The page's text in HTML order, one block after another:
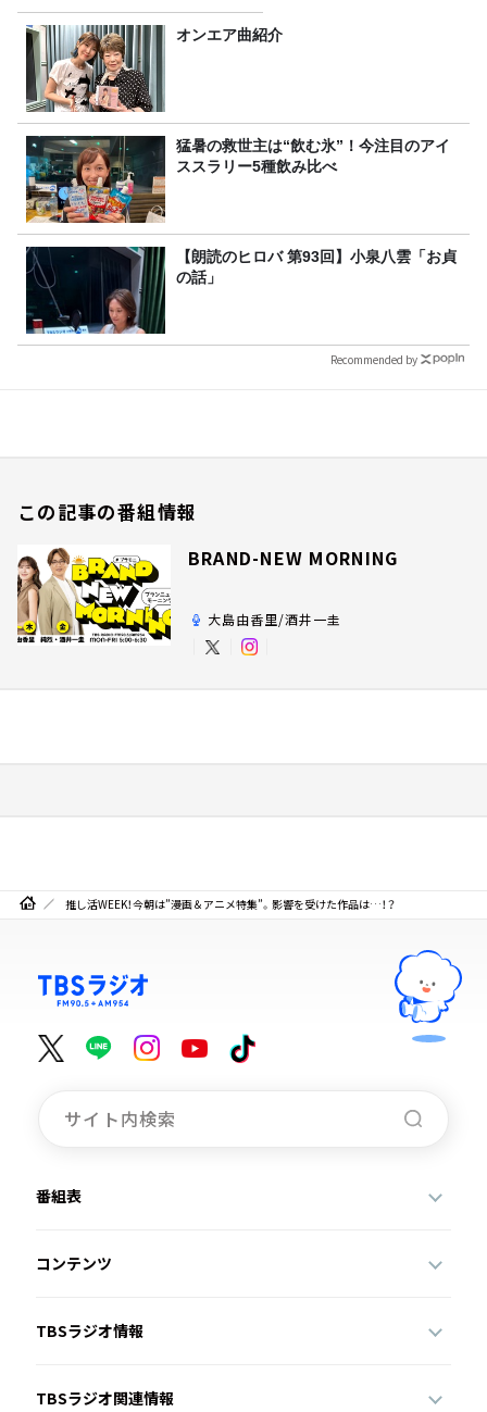
オンエア曲紹介
猛暑の救世主は“飲む氷”！今注目のアイ
ススラリー5種飲み比べ
【朗読のヒロバ 第93回】小泉八雲「お貞
の話」
Recommended by
この記事の番組情報
BRAND-NEW MORNING
大島由香里/酒井一圭
推し活WEEK！今朝は”漫画＆アニメ特集”。影響を受けた作品は…！？
番組表
コンテンツ
TBSラジオ情報
TBSラジオ関連情報